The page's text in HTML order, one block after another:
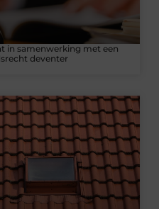
in samenwerking met een
deventer